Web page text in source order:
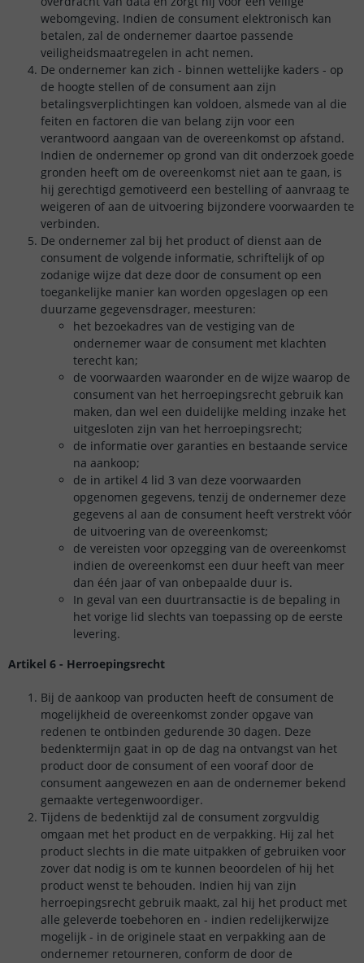
webomgeving. Indien de consument elektronisch kan
betalen, zal de ondernemer daartoe passende
veiligheidsmaatregelen in acht nemen.
De ondernemer kan zich - binnen wettelijke kaders - op
de hoogte stellen of de consument aan zijn
betalingsverplichtingen kan voldoen, alsmede van al die
feiten en factoren die van belang zijn voor een
verantwoord aangaan van de overeenkomst op afstand.
Indien de ondernemer op grond van dit onderzoek goede
gronden heeft om de overeenkomst niet aan te gaan, is
hij gerechtigd gemotiveerd een bestelling of aanvraag te
weigeren of aan de uitvoering bijzondere voorwaarden te
verbinden.
De ondernemer zal bij het product of dienst aan de
consument de volgende informatie, schriftelijk of op
zodanige wijze dat deze door de consument op een
toegankelijke manier kan worden opgeslagen op een
duurzame gegevensdrager, meesturen:
het bezoekadres van de vestiging van de
ondernemer waar de consument met klachten
terecht kan;
de voorwaarden waaronder en de wijze waarop de
consument van het herroepingsrecht gebruik kan
maken, dan wel een duidelijke melding inzake het
uitgesloten zijn van het herroepingsrecht;
de informatie over garanties en bestaande service
na aankoop;
de in artikel 4 lid 3 van deze voorwaarden
opgenomen gegevens, tenzij de ondernemer deze
gegevens al aan de consument heeft verstrekt vóór
de uitvoering van de overeenkomst;
de vereisten voor opzegging van de overeenkomst
indien de overeenkomst een duur heeft van meer
dan één jaar of van onbepaalde duur is.
In geval van een duurtransactie is de bepaling in
het vorige lid slechts van toepassing op de eerste
levering.
Artikel 6 - Herroepingsrecht
Bij de aankoop van producten heeft de consument de
mogelijkheid de overeenkomst zonder opgave van
redenen te ontbinden gedurende 30 dagen. Deze
bedenktermijn gaat in op de dag na ontvangst van het
product door de consument of een vooraf door de
consument aangewezen en aan de ondernemer bekend
gemaakte vertegenwoordiger.
Tijdens de bedenktijd zal de consument zorgvuldig
omgaan met het product en de verpakking. Hij zal het
product slechts in die mate uitpakken of gebruiken voor
zover dat nodig is om te kunnen beoordelen of hij het
product wenst te behouden. Indien hij van zijn
herroepingsrecht gebruik maakt, zal hij het product met
alle geleverde toebehoren en - indien redelijkerwijze
mogelijk - in de originele staat en verpakking aan de
ondernemer retourneren, conform de door de